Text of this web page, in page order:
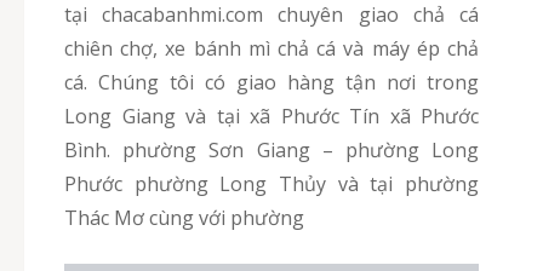
tại chacabanhmi.com chuyên giao chả cá
chiên chợ, xe bánh mì chả cá và máy ép chả
cá. Chúng tôi có giao hàng tận nơi trong
Long Giang và tại xã Phước Tín xã Phước
Bình. phường Sơn Giang – phường Long
Phước phường Long Thủy và tại phường
Thác Mơ cùng với phường